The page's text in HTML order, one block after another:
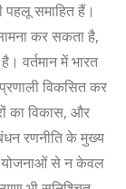
समाहित हैं।
कर सकता है,
वर्तमान में भारत
विकसित कर
का विकास, और
रणनीति के मुख्य
से न केवल